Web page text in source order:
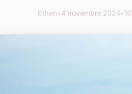
Ethan•4 novembre 2024•